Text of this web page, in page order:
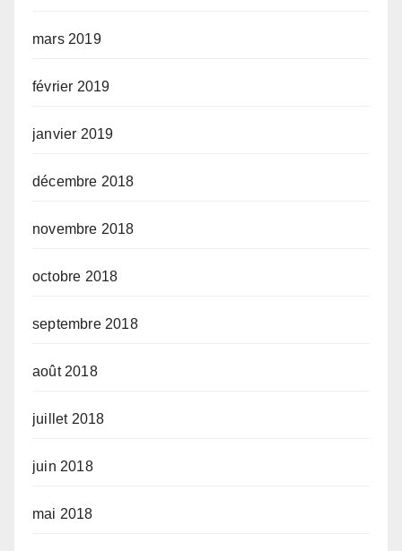
mars 2019
février 2019
janvier 2019
décembre 2018
novembre 2018
octobre 2018
septembre 2018
août 2018
juillet 2018
juin 2018
mai 2018